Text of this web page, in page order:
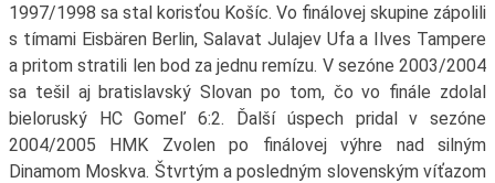
1997/1998 sa stal korisťou Košíc. Vo finálovej skupine zápolili
s tímami Eisbären Berlin, Salavat Julajev Ufa a Ilves Tampere
a pritom stratili len bod za jednu remízu. V sezóne 2003/2004
sa tešil aj bratislavský Slovan po tom, čo vo finále zdolal
bieloruský HC Gomeľ 6:2. Ďalší úspech pridal v sezóne
2004/2005 HMK Zvolen po finálovej výhre nad silným
Dinamom Moskva. Štvrtým a posledným slovenským víťazom